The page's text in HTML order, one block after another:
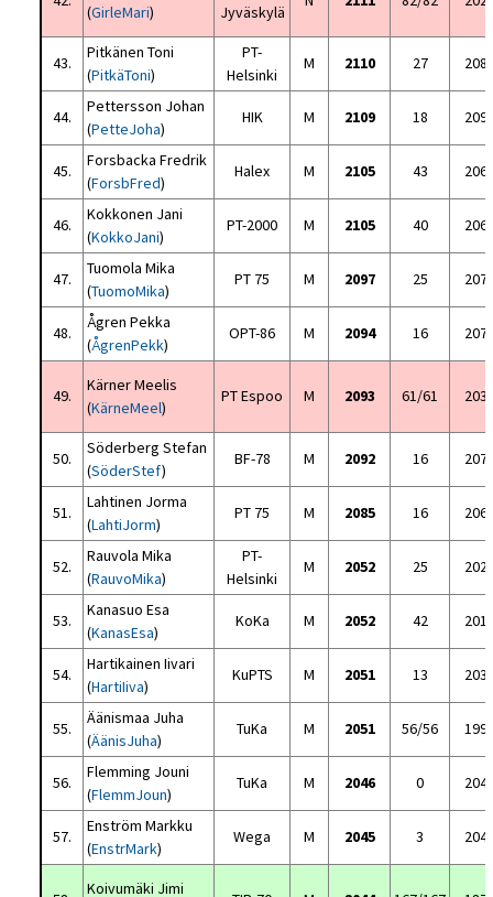
(GirleMari)
Jyväskylä
43.
Pitkänen Toni
(PitkäToni)
PT-
Helsinki
M 2110 27
44.
Pettersson Johan
(PetteJoha)
HIK M 2109 18
45.
Forsbacka Fredrik
(ForsbFred)
Halex M 2105 43
46.
Kokkonen Jani
(KokkoJani)
PT-2000 M 2105 40
47.
Tuomola Mika
(TuomoMika)
PT 75 M 2097 25
48.
Ågren Pekka
(ÅgrenPekk)
OPT-86 M 2094 16
49.
Kärner Meelis
(KärneMeel)
PT Espoo M 2093 61/61
50.
Söderberg Stefan
(SöderStef)
BF-78 M 2092 16
51.
Lahtinen Jorma
(LahtiJorm)
PT 75 M 2085 16
52.
Rauvola Mika
(RauvoMika)
PT-
Helsinki
M 2052 25
53.
Kanasuo Esa
(KanasEsa)
KoKa M 2052 42
54.
Hartikainen Iivari
(HartiIiva)
KuPTS M 2051 13
55.
Äänismaa Juha
(ÄänisJuha)
TuKa M 2051 56/56
56.
Flemming Jouni
(FlemmJoun)
TuKa M 2046 0
57.
Enström Markku
(EnstrMark)
Wega M 2045 3
Koivumäki Jimi